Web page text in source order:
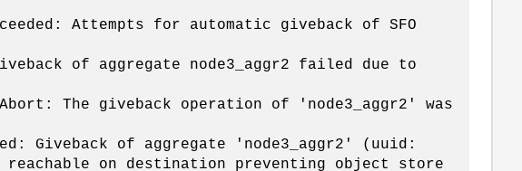
Attempts for automatic giveback of SFO
of aggregate node3_aggr2 failed due to
The giveback operation of 'node3_aggr2' was
of aggregate 'node3_aggr2' (uuid:
on destination preventing object store